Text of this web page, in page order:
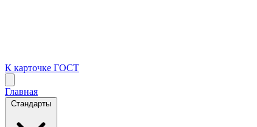
К карточке ГОСТ
Главная
Стандарты